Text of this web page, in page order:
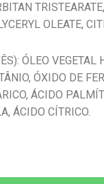
OLEATE,
ÓLEO
ÓXIDO DE
ÁCIDO
ÁCIDO CÍTRICO.